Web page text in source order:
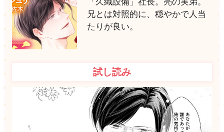
兄とは対照的に、穏やかで人当
たりが良い。
試し読み